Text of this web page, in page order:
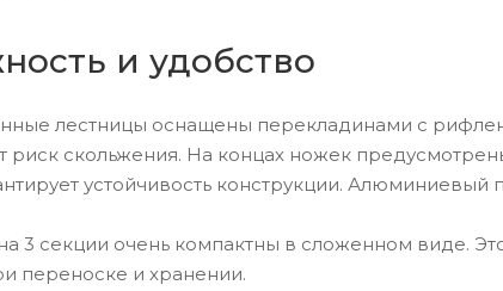
и удобство
лестницы оснащены перекладинами с
риск скольжения. На концах ножек
устойчивость конструкции.
3 секции очень компактны в сложенном виде.
переноске и хранении.